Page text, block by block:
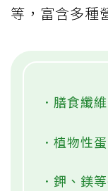
等，富含多種
．膳食纖維
．植物性
．鉀、鎂